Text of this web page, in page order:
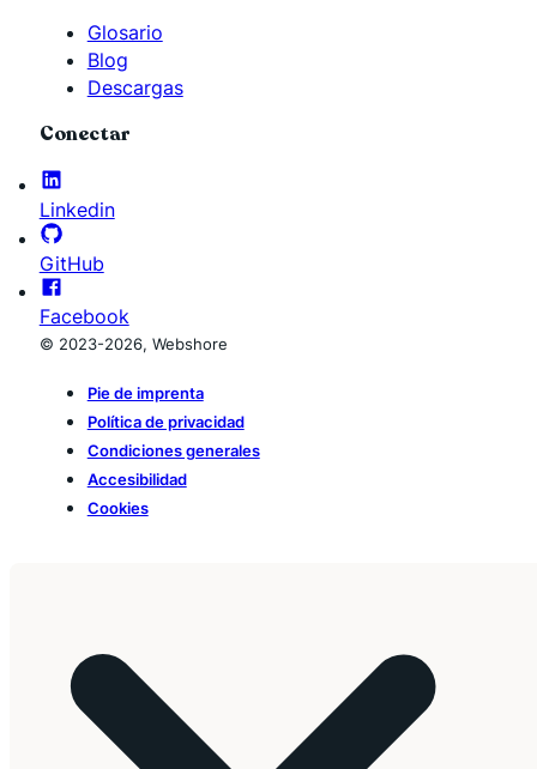
Glosario
Blog
Descargas
Conectar
Linkedin
GitHub
Facebook
© 2023-2026, Webshore
Pie de imprenta
Política de privacidad
Condiciones generales
Accesibilidad
Cookies